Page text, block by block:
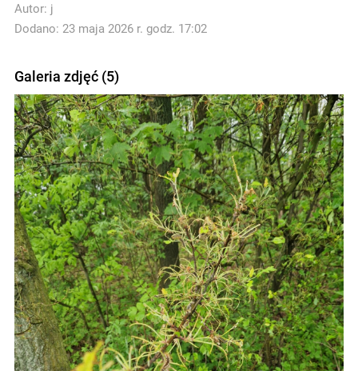
Autor: j
Dodano: 23 maja 2026 r. godz. 17:02
Galeria zdjęć (5)